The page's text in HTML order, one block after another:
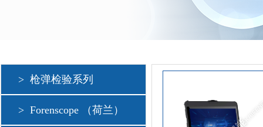
> 枪弹检验系列
> Forenscope （荷兰）